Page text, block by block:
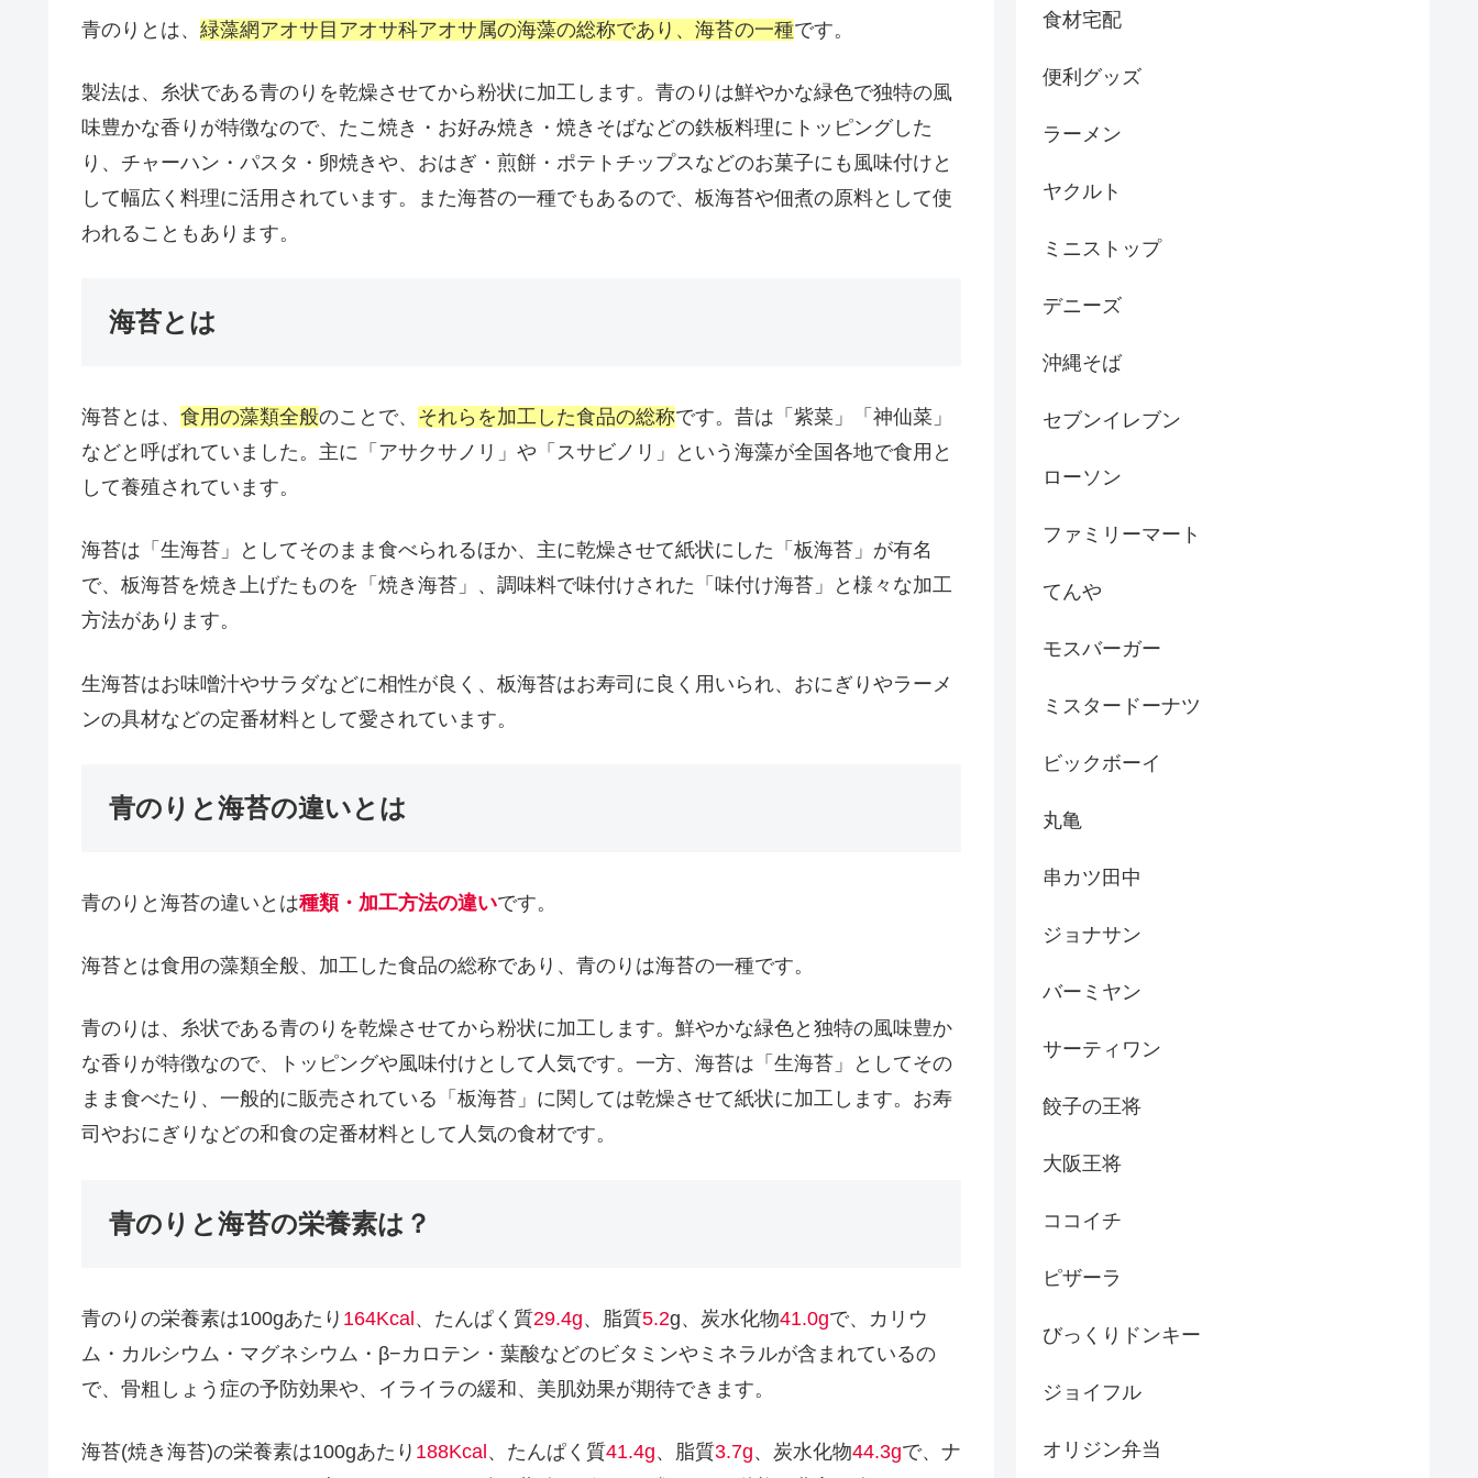
青のりとは、 緑藻網アオサ目アオサ科アオサ属の海藻の総称であり、海苔の一種です。
製法は、糸状である青のりを乾燥させてから粉状に加工します。青のりは鮮やかな緑色で独特の風
味豊かな香りが特徴なので、たこ焼き・お好み焼き・焼きそばなどの鉄板料理にトッピングした
り、チャーハン・パスタ・卵焼きや、おはぎ・煎餅・ポテトチップスなどのお菓子にも風味付けと
して幅広く料理に活用されています。また海苔の一種でもあるので、板海苔や佃煮の原料として使
われることもあります。
海苔とは
海苔とは、 食用の藻類全般のことで、 それらを加工した食品の総称です。昔は「紫菜」「神仙菜」
などと呼ばれていました。主に「アサクサノリ」や「スサビノリ」という海藻が全国各地で食用と
して養殖されています。
海苔は「生海苔」としてそのまま食べられるほか、主に乾燥させて紙状にした「板海苔」が有名
で、板海苔を焼き上げたものを「焼き海苔」、調味料で味付けされた「味付け海苔」と様々な加工
方法があります。
生海苔はお味噌汁やサラダなどに相性が良く、板海苔はお寿司に良く用いられ、おにぎりやラーメ
ンの具材などの定番材料として愛されています。
青のりと海苔の違いとは
青のりと海苔の違いとは種類・加工方法の違いです。
海苔とは食用の藻類全般、加工した食品の総称であり、青のりは海苔の一種です。
青のりは、糸状である青のりを乾燥させてから粉状に加工します。鮮やかな緑色と独特の風味豊か
な香りが特徴なので、トッピングや風味付けとして人気です。一方、海苔は「生海苔」としてその
まま食べたり、一般的に販売されている「板海苔」に関しては乾燥させて紙状に加工します。お寿
司やおにぎりなどの和食の定番材料として人気の食材です。
青のりと海苔の栄養素は？
青のりの栄養素は100gあたり 164Kcal、たんぱく質29.4g、脂質5.2g、炭水化物41.0gで、カリウ
ム・カルシウム・マグネシウム・β−カロテン・葉酸などのビタミンやミネラルが含まれているの
で、骨粗しょう症の予防効果や、イライラの緩和、美肌効果が期待できます。
海苔(焼き海苔)の栄養素は100gあたり 188Kcal 、たんぱく質41.4g、脂質3.7g、炭水化物44.3gで、ナ
食材宅配
便利グッズ
ラーメン
ヤクルト
ミニストップ
デニーズ
沖縄そば
セブンイレブン
ローソン
ファミリーマート
てんや
モスバーガー
ミスタードーナツ
ビックボーイ
丸亀
串カツ田中
ジョナサン
バーミヤン
サーティワン
餃子の王将
大阪王将
ココイチ
ピザーラ
びっくりドンキー
ジョイフル
オリジン弁当